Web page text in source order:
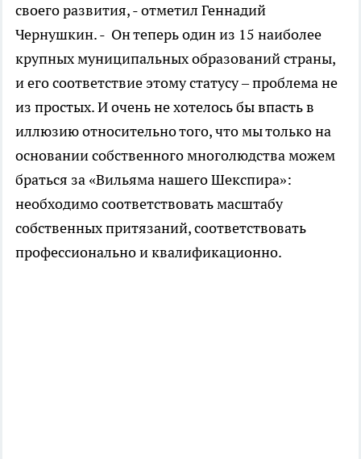
своего развития, - отметил Геннадий
Чернушкин. - Он теперь один из 15 наиболее
крупных муниципальных образований страны,
и его соответствие этому статусу – проблема не
из простых. И очень не хотелось бы впасть в
иллюзию относительно того, что мы только на
основании собственного многолюдства можем
браться за «Вильяма нашего Шекспира»:
необходимо соответствовать масштабу
собственных притязаний, соответствовать
профессионально и квалификационно.